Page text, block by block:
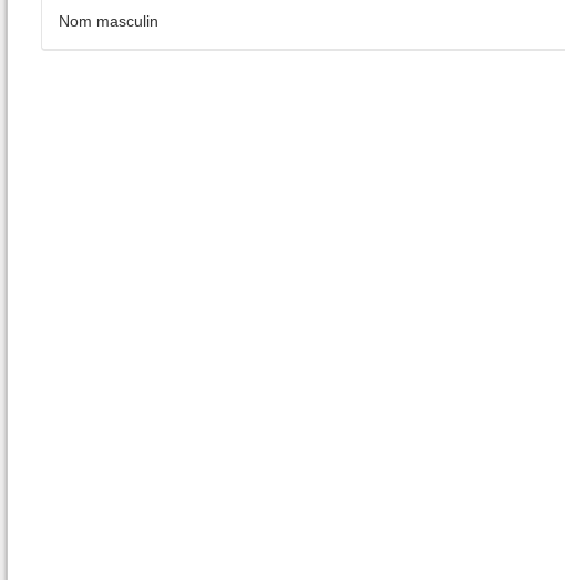
Nom masculin